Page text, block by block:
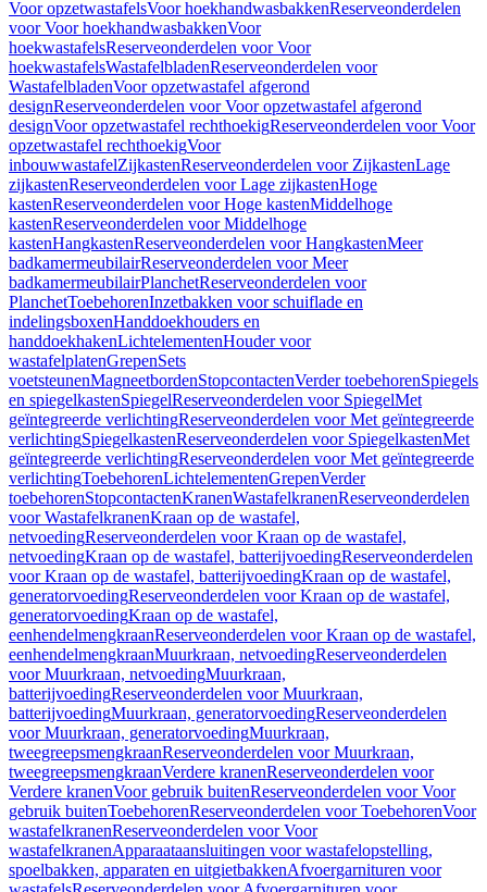
Voor opzetwastafelsVoor hoekhandwasbakkenReserveonderdelen
voor Voor hoekhandwasbakkenVoor
hoekwastafelsReserveonderdelen voor Voor
hoekwastafelsWastafelbladenReserveonderdelen voor
WastafelbladenVoor opzetwastafel afgerond
designReserveonderdelen voor Voor opzetwastafel afgerond
designVoor opzetwastafel rechthoekigReserveonderdelen voor Voor
opzetwastafel rechthoekigVoor
inbouwwastafelZijkastenReserveonderdelen voor ZijkastenLage
zijkastenReserveonderdelen voor Lage zijkastenHoge
kastenReserveonderdelen voor Hoge kastenMiddelhoge
kastenReserveonderdelen voor Middelhoge
kastenHangkastenReserveonderdelen voor HangkastenMeer
badkamermeubilairReserveonderdelen voor Meer
badkamermeubilairPlanchetReserveonderdelen voor
PlanchetToebehorenInzetbakken voor schuiflade en
indelingsboxenHanddoekhouders en
handdoekhakenLichtelementenHouder voor
wastafelplatenGrepenSets
voetsteunenMagneetbordenStopcontactenVerder toebehorenSpiegels
en spiegelkastenSpiegelReserveonderdelen voor SpiegelMet
geïntegreerde verlichtingReserveonderdelen voor Met geïntegreerde
verlichtingSpiegelkastenReserveonderdelen voor SpiegelkastenMet
geïntegreerde verlichtingReserveonderdelen voor Met geïntegreerde
verlichtingToebehorenLichtelementenGrepenVerder
toebehorenStopcontactenKranenWastafelkranenReserveonderdelen
voor WastafelkranenKraan op de wastafel,
netvoedingReserveonderdelen voor Kraan op de wastafel,
netvoedingKraan op de wastafel, batterijvoedingReserveonderdelen
voor Kraan op de wastafel, batterijvoedingKraan op de wastafel,
generatorvoedingReserveonderdelen voor Kraan op de wastafel,
generatorvoedingKraan op de wastafel,
eenhendelmengkraanReserveonderdelen voor Kraan op de wastafel,
eenhendelmengkraanMuurkraan, netvoedingReserveonderdelen
voor Muurkraan, netvoedingMuurkraan,
batterijvoedingReserveonderdelen voor Muurkraan,
batterijvoedingMuurkraan, generatorvoedingReserveonderdelen
voor Muurkraan, generatorvoedingMuurkraan,
tweegreepsmengkraanReserveonderdelen voor Muurkraan,
tweegreepsmengkraanVerdere kranenReserveonderdelen voor
Verdere kranenVoor gebruik buitenReserveonderdelen voor Voor
gebruik buitenToebehorenReserveonderdelen voor ToebehorenVoor
wastafelkranenReserveonderdelen voor Voor
wastafelkranenApparaataansluitingen voor wastafelopstelling,
spoelbakken, apparaten en uitgietbakkenAfvoergarnituren voor